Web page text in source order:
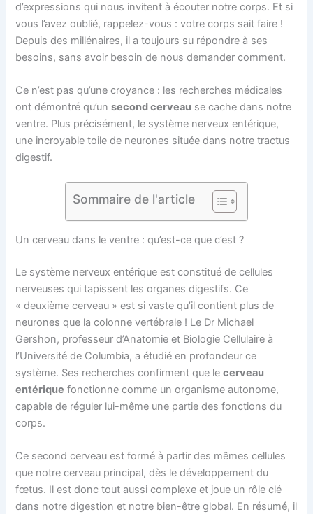
d’expressions qui nous invitent à écouter notre corps. Et si
vous l’avez oublié, rappelez-vous : votre corps sait faire !
Depuis des millénaires, il a toujours su répondre à ses
besoins, sans avoir besoin de nous demander comment.
Ce n’est pas qu’une croyance : les recherches médicales
ont démontré qu’unsecond cerveau se cache dans notre
ventre. Plus précisément, le système nerveux entérique,
une incroyable toile de neurones située dans notre tractus
digestif.
Sommaire de l'article
Un cerveau dans le ventre : qu’est-ce que c’est ?
Le système nerveux entérique est constitué de cellules
nerveuses qui tapissent les organes digestifs. Ce
« deuxième cerveau » est si vaste qu’il contient plus de
neurones que la colonne vertébrale ! Le Dr Michael
Gershon, professeur d’Anatomie et Biologie Cellulaire à
l’Université de Columbia, a étudié en profondeur ce
système. Ses recherches confirment que lecerveau
entérique fonctionne comme un organisme autonome,
capable de réguler lui-même une partie des fonctions du
corps.
Ce second cerveau est formé à partir des mêmes cellules
que notre cerveau principal, dès le développement du
fœtus. Il est donc tout aussi complexe et joue un rôle clé
dans notre digestion et notre bien-être global. En résumé, il